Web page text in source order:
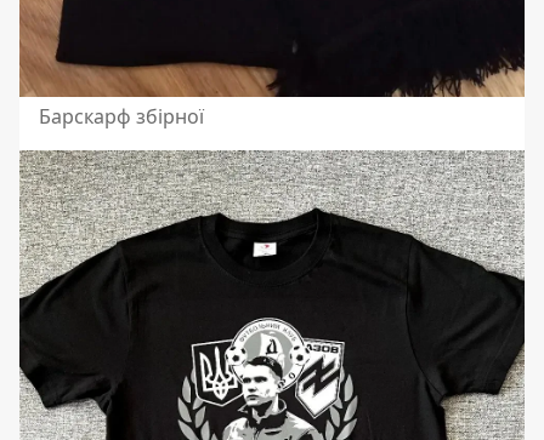
Барскарф збірної